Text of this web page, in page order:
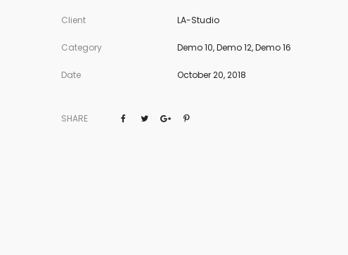
Client LA-Studio
Category Demo 10,Demo 12,Demo 16
Date October 20, 2018
SHARE